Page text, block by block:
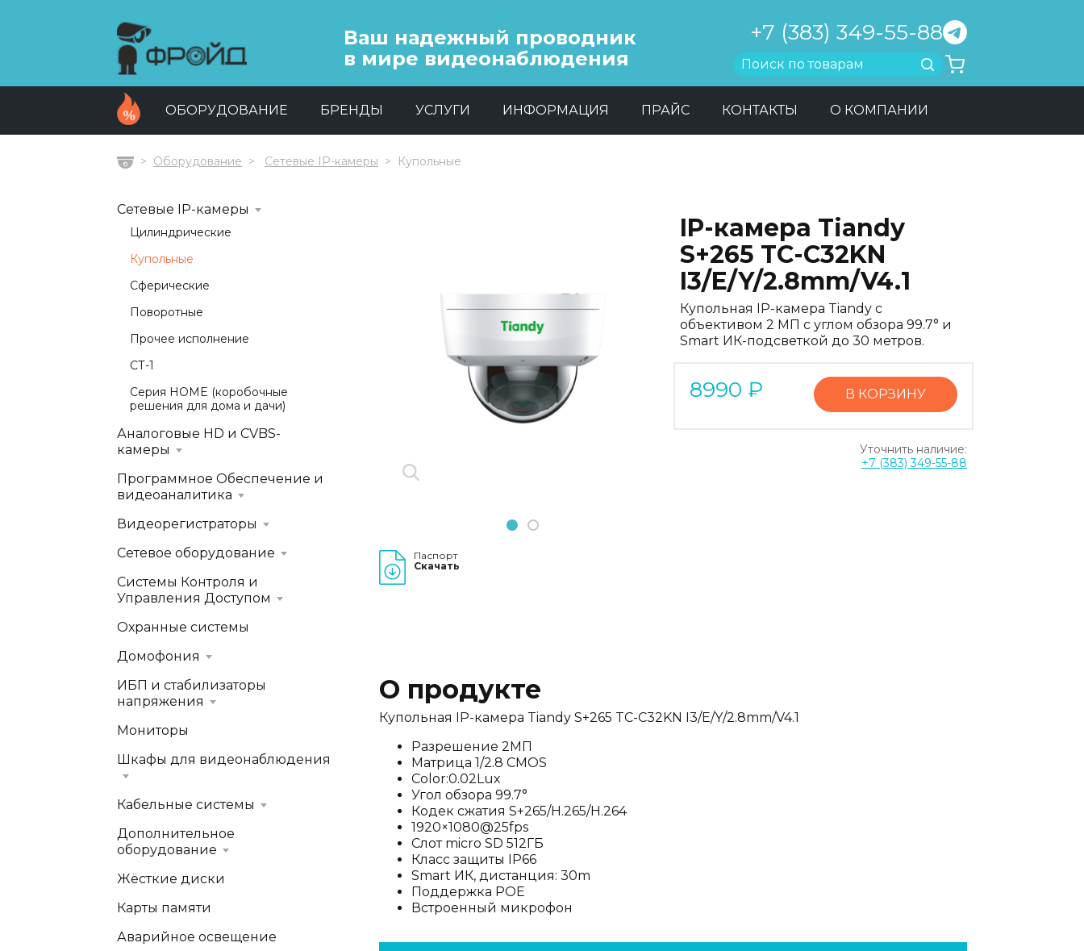
Ваш надежный проводник
в мире видеонаблюдения
+7 (383) 349-55-88
Найти
ОБОРУДОВАНИЕ БРЕНДЫ УСЛУГИ ИНФОРМАЦИЯ ПРАЙС КОНТАКТЫ О КОМПАНИИ
ГлавнаяОборудование Сетевые IP-камеры Купольные
1 2
Паспорт
Скачать
IP-камера Tiandy
S+265 TC-C32KN
I3/E/Y/2.8mm/V4.1
Купольная IP-камера Tiandy с
объективом 2 МП с углом обзора 99.7° и
Smart ИК-подсветкой до 30 метров.
8990 ₽ В КОРЗИНУ
Уточнить наличие:
+7 (383) 349-55-88
О продукте
Купольная IP-камера Tiandy S+265 TC-C32KN I3/E/Y/2.8mm/V4.1
Разрешение 2МП
Матрица 1/2.8 CMOS
Color:0.02Lux
Угол обзора 99.7°
Кодек сжатия S+265/H.265/H.264
1920×1080@25fps
Слот micro SD 512ГБ
Класс защиты IP66
Smart ИК, дистанция: 30m
Поддержка POE
Встроенный микрофон
Сетевые IP-камеры
Цилиндрические
Купольные
Сферические
Поворотные
Прочее исполнение
СТ-1
Серия HOME (коробочные
решения для дома и дачи)
Аналоговые HD и CVBS-
камеры
Программное Обеспечение и
видеоаналитика
Видеорегистраторы
Сетевое оборудование
Системы Контроля и
Управления Доступом
Охранные системы
Домофония
ИБП и стабилизаторы
напряжения
Мониторы
Шкафы для видеонаблюдения
Кабельные системы
Дополнительное
оборудование
Жёсткие диски
Карты памяти
Аварийное освещение